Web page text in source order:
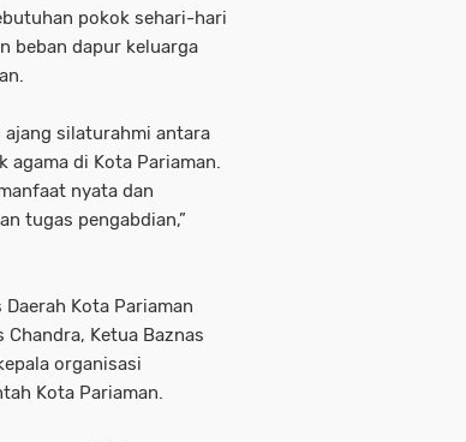
pokok sehari-hari
beban dapur keluarga
ajang silaturahmi antara
agama di Kota Pariaman.
nyata dan
tugas pengabdian,”
Kota Pariaman
Ketua Baznas
organisasi
Kota Pariaman.